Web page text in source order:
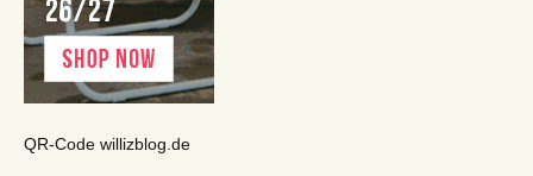
QR-Code willizblog.de